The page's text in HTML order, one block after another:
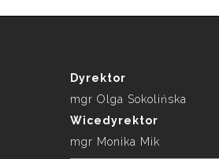
Dyrektor
mgr Olga Sokolińska
Wicedyrektor
mgr Monika Mik